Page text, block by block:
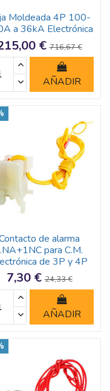
Moldeada 4P 100-
a 36kA Electrónica
€716,67 €
AÑADIR
de alarma
para C.M.
de 3P y 4P
7,30 €24,33 €
AÑADIR